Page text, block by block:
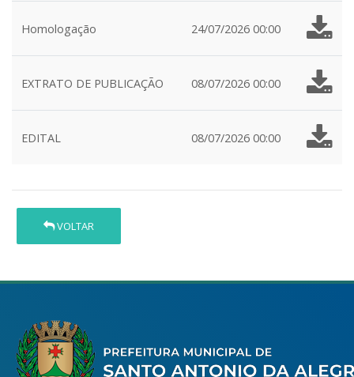
Homologação 24/07/2026 00:00
EXTRATO DE PUBLICAÇÃO 08/07/2026 00:00
EDITAL 08/07/2026 00:00
VOLTAR